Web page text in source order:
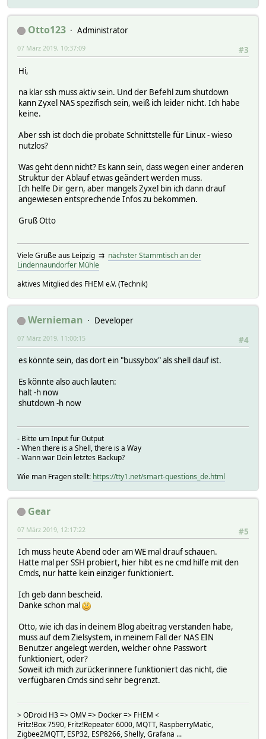
Otto123
Administrator
#3
07 März 2019, 10:37:09
Hi,
na klar ssh muss aktiv sein. Und der Befehl zum shutdown
kann Zyxel NAS spezifisch sein, weiß ich leider nicht. Ich habe
keine.
Aber ssh ist doch die probate Schnittstelle für Linux - wieso
nutzlos?
Was geht denn nicht? Es kann sein, dass wegen einer anderen
Struktur der Ablauf etwas geändert werden muss.
Ich helfe Dir gern, aber mangels Zyxel bin ich dann drauf
angewiesen entsprechende Infos zu bekommen.
Gruß Otto
Viele Grüße aus Leipzig ⇉ nächster Stammtisch an der
Lindennaundorfer Mühle
aktives Mitglied des FHEM e.V. (Technik)
Wernieman
Developer
#4
07 März 2019, 11:00:15
es könnte sein, das dort ein "bussybox" als shell dauf ist.
Es könnte also auch lauten:
halt -h now
shutdown -h now
- Bitte um Input für Output
- When there is a Shell, there is a Way
- Wann war Dein letztes Backup?
Wie man Fragen stellt: https://tty1.net/smart-questions_de.html
Gear
#5
07 März 2019, 12:17:22
Ich muss heute Abend oder am WE mal drauf schauen.
Hatte mal per SSH probiert, hier hibt es ne cmd hilfe mit den
Cmds, nur hatte kein einziger funktioniert.
Ich geb dann bescheid.
Danke schon mal
Otto, wie ich das in deinem Blog abeitrag verstanden habe,
muss auf dem Zielsystem, in meinem Fall der NAS EIN
Benutzer angelegt werden, welcher ohne Passwort
funktioniert, oder?
Soweit ich mich zurückerinnere funktioniert das nicht, die
verfügbaren Cmds sind sehr begrenzt.
> ODroid H3 => OMV => Docker => FHEM <
Fritz!Box 7590, Fritz!Repeater 6000, MQTT, RaspberryMatic,
Zigbee2MQTT, ESP32, ESP8266, Shelly, Grafana ...